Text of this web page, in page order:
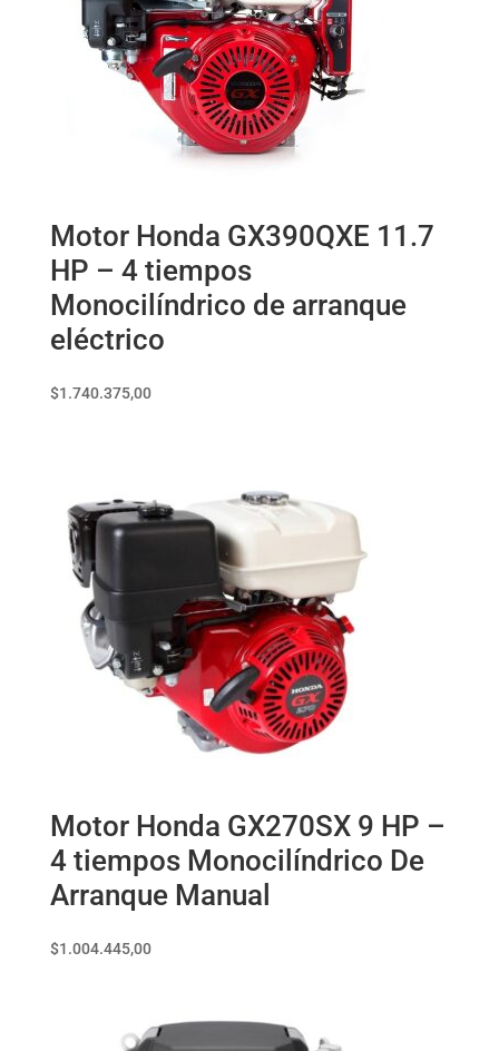
Motor Honda GX390QXE 11.7
HP – 4 tiempos
Monocilíndrico de arranque
eléctrico
$1.740.375,00
Motor Honda GX270SX 9 HP –
4 tiempos Monocilíndrico De
Arranque Manual
$1.004.445,00